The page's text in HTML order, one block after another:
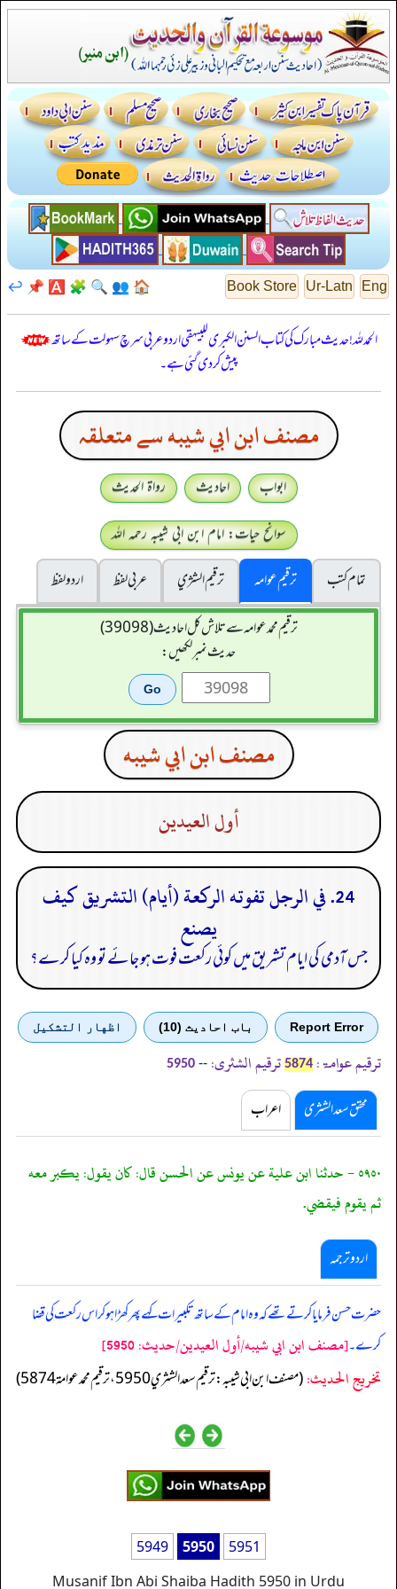
Eng
Ur-Latn
Book Store
🏠
👥
🔍
🧩
🅰️
📌
↩️
الحمدللہ! حدیث مبارک کی کتاب السنن الكبرى للبيهقي اردو عربی سرچ سہولت کے ساتھ
پیش کر دی گئی ہے۔
مصنف ابن ابي شيبه سے متعلقہ
ابواب احادیث
رواۃ الحدیث
سوانح حیات: امام ابن ابی شیبہ رحمہ اللہ
تمام کتب
ترقیم عوامہ ترقيم الشژي عربی لفظ
اردو لفظ
ترقیم محمدعوامہ سے تلاش کل احادیث (39098)
حدیث نمبر لکھیں:
مصنف ابن ابي شيبه
أول العيدين
24. في الرجل تفوته الركعة (أيام) التشريق كيف
يصنع
جس آدمی کی ایام تشریق میں کوئی رکعت فوت ہو جائے تو وہ کیا کرے؟
Report Error باب احادیث (10) اظهار التشكيل
ترقیم عوامۃ: 5874 ترقیم الشثری: --
5950
محقق سعد الشثری اعراب
٥٩٥٠ - حدثنا ابن علية عن يونس عن الحسن قال: كان يقول: يكبر معه
ثم يقوم فيقضي.
اردو ترجمہ
حضرت حسن فرمایا کرتے تھے کہ وہ امام کے ساتھ تکبیرات کہے پھر کھڑا ہو کر اس رکعت کی قضا
کرے۔[مصنف ابن ابي شيبه/أول العيدين/حدیث: 5950]
تخریج الحدیث:(مصنف ابن ابي شيبه: ترقيم سعد الشثري 5950، ترقيم محمد عوامة 5874)
5949 5950
5951
Musanif Ibn Abi Shaiba Hadith 5950 in Urdu